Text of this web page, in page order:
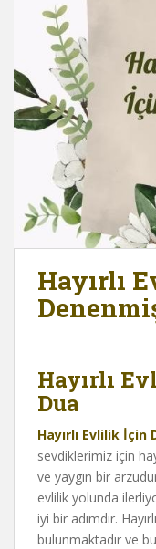
Hayırlı
Hayırlı
Dua
Hayırlı Evlilik İçin
sevdiklerimiz için
ve yaygın bir
evlilik yolunda
iyi bir adımdır.
bulunmaktadır ve